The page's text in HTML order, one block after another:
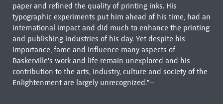
paper and refined the quality of printing inks. His
typographic experiments put him ahead of his time, had an
international impact and did much to enhance the printing
and publishing industries of his day. Yet despite his
importance, fame and influence many aspects of
Baskerville's work and life remain unexplored and his
contribution to the arts, industry, culture and society of the
Enlightenment are largely unrecognized."--